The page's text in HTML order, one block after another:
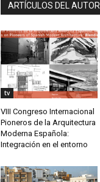
ARTÍCULOS DEL AUTOR
tv
VIII Congreso Internacional
Pioneros de la Arquitectura
Moderna Española:
Integración en el entorno